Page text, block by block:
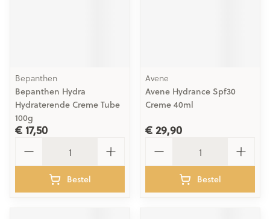
Bepanthen
Bepanthen Hydra
Hydraterende Creme Tube
100g
€ 17,50
Bestel
Avene
Avene Hydrance Spf30
Creme 40ml
€ 29,90
Bestel